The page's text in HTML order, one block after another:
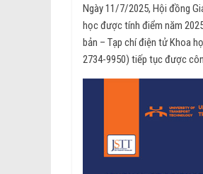
Ngày 11/7/2025, Hội đồng
học được tính điểm năm
bản – Tạp chí điện tử Khoa
2734-9950) tiếp tục được